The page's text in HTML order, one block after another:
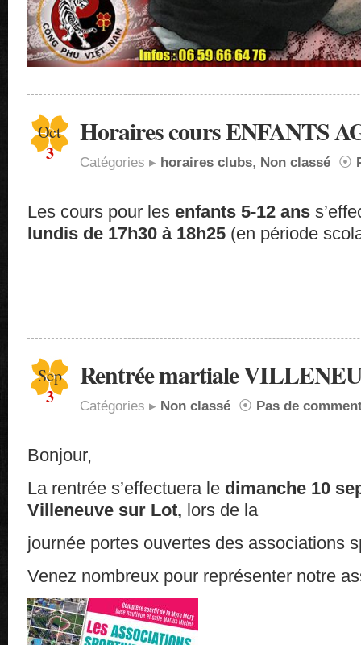
Oct
3
Horaires cours ENFANTS
Catégories ▸ horaires clubs, Non classé ⦿
Les cours pour les enfants 5-12 ans
lundis de 17h30 à 18h25 (en période
Sep
3
Rentrée martiale
Catégories ▸ Non classé ⦿ Pas de
Bonjour,
La rentrée s’effectuera le dimanche 10
Villeneuve sur Lot, lors de la
journée portes ouvertes des associations
Venez nombreux pour représenter notre